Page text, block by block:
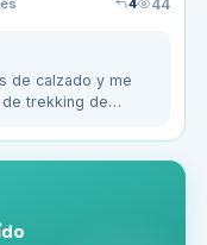
44
de calzado y me
trekking de
son una…